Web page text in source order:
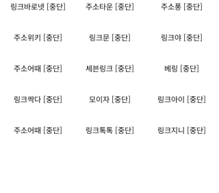
링크바로넷 [중단]
주소위키 [중단]
주소어때 [중단]
링크싹다 [중단]
주소어때 [중단]
주소타운 [중단]
링크문 [중단]
세븐링크 [중단]
모이자 [중단]
링크톡톡 [중단]
주소퐁 [중단]
링크야 [중단]
베링 [중단]
링크아이 [중단]
링크지니 [중단]